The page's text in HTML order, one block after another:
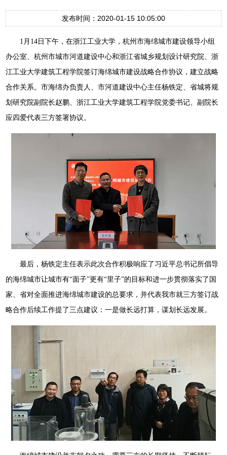
发布时间：2020-01-15 10:05:00
1月14日下午，在浙江工业大学，杭州市海绵城市建设领导小组
办公室、杭州市城市河道建设中心和浙江省城乡规划设计研究院、浙
江工业大学建筑工程学院签订海绵城市建设战略合作协议，建立战略
合作关系。市海绵办负责人、市河道建设中心主任杨铁定、省城将规
划研究院副院长赵鹏、浙江工业大学建筑工程学院党委书记、副院长
应四爱代表三方签署协议。
最后，杨铁定主任表示此次合作积极响应了习近平总书记所倡导
的海绵城市让城市有“面子”更有“里子”的目标和进一步贯彻落实了国
家、省对全面推进海绵城市建设的总要求，并代表我市就三方签订战
略合作后续工作提了三点建议：一是做长远打算，谋划长远发展。